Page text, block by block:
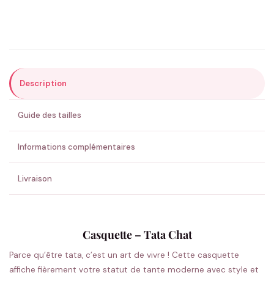
ENVOYER MA DEMANDE ✨
💚 Retour sous 24-48h🇫🇷 Flocage en France✅ Validation avant fabrication
Description
Guide des tailles
Informations complémentaires
Livraison
Casquette – Tata Chat
Parce qu’être tata, c’est un art de vivre ! Cette casquette
affiche fièrement votre statut de tante moderne avec style et